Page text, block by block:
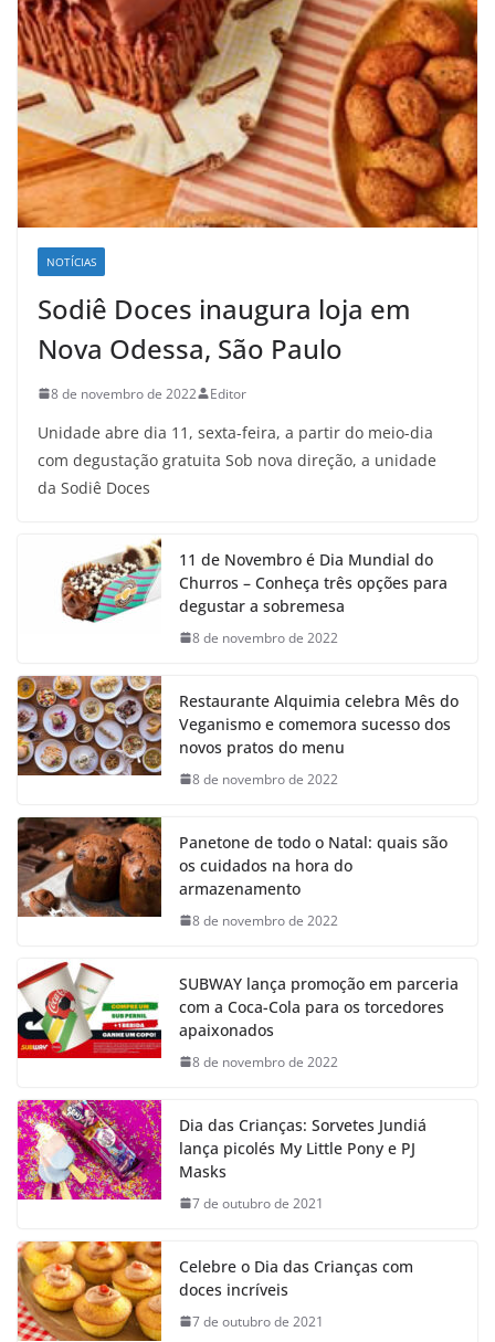
NOTÍCIAS
Sodiê Doces inaugura loja em
Nova Odessa, São Paulo
8 de novembro de 2022 Editor
Unidade abre dia 11, sexta-feira, a partir do meio-dia
com degustação gratuita Sob nova direção, a unidade
da Sodiê Doces
11 de Novembro é Dia Mundial do
Churros – Conheça três opções para
degustar a sobremesa
8 de novembro de 2022
Restaurante Alquimia celebra Mês do
Veganismo e comemora sucesso dos
novos pratos do menu
8 de novembro de 2022
Panetone de todo o Natal: quais são
os cuidados na hora do
armazenamento
8 de novembro de 2022
SUBWAY lança promoção em parceria
com a Coca-Cola para os torcedores
apaixonados
8 de novembro de 2022
Dia das Crianças: Sorvetes Jundiá
lança picolés My Little Pony e PJ
Masks
7 de outubro de 2021
Celebre o Dia das Crianças com
doces incríveis
7 de outubro de 2021